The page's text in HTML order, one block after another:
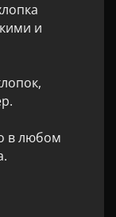
и
в любом